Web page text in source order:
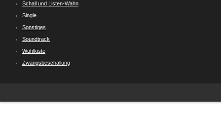
Schall und Listen-Wahn
Single
Sonstiges
Soundtrack
Wühlkiste
Zwangsbeschallung